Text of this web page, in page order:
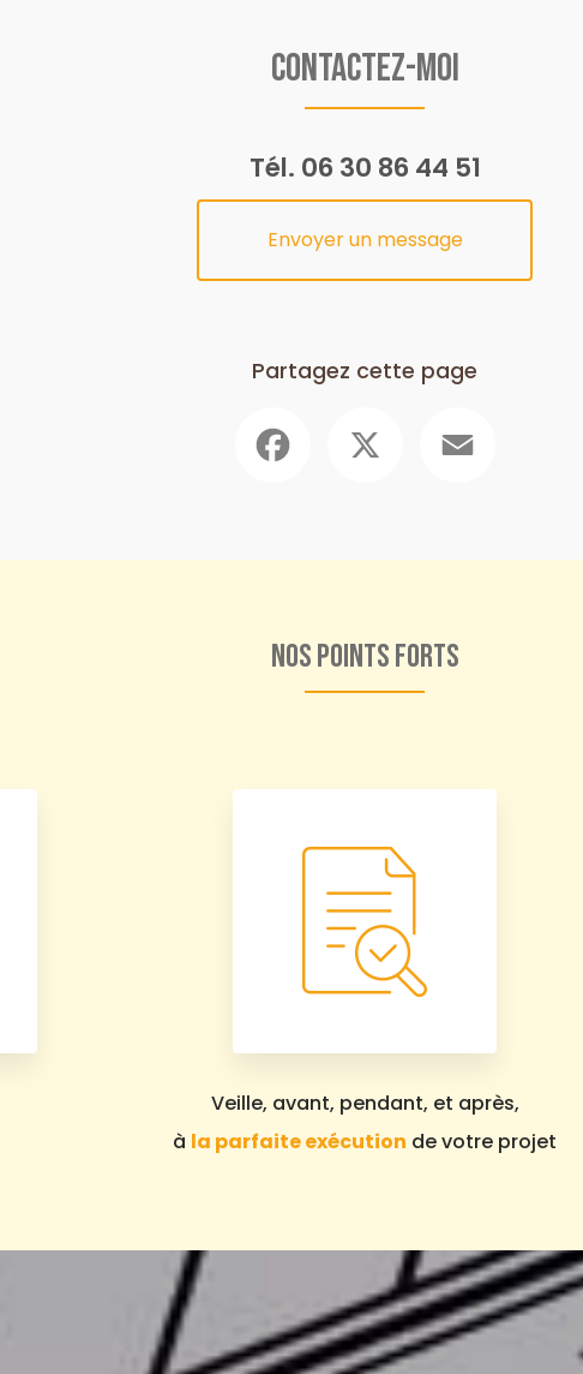
Contactez-moi
Tél. 06 30 86 44 51
Envoyer un message
Partagez cette page
Nos points forts
Veille, avant, pendant, et après,
à la parfaite exécution de votre projet